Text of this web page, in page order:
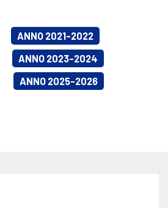
ANNO 2021-2022
ANNO 2023-2024
ANNO 2025-2026